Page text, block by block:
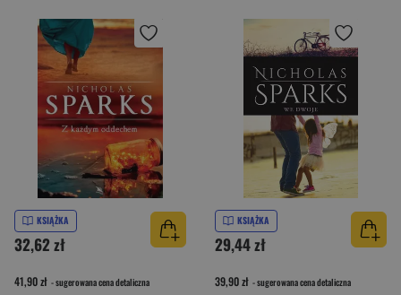
KSIĄŻKA
32,62 zł
41,90 zł - sugerowana cena detaliczna
KSIĄŻKA
29,44 zł
39,90 zł - sugerowana cena detaliczna